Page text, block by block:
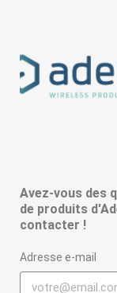
Avez-vous des
de produits
contacter !
Adresse e-mail